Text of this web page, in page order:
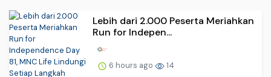
Lebih dari 2.000 Peserta Meriahkan
Run for Indepen...
6 hours ago 14